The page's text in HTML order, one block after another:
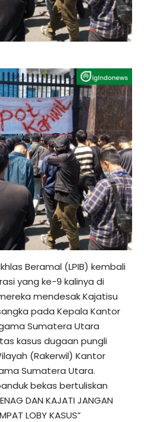
Beramal (LPIB) kembali
yang ke-9 kalinya di
mendesak Kajatisu
pada Kepala Kantor
Sumatera Utara
kasus dugaan pungli
(Rakerwil) Kantor
Sumatera Utara.
bekas bertuliskan
DAN KAJATI JANGAN
LOBY KASUS”